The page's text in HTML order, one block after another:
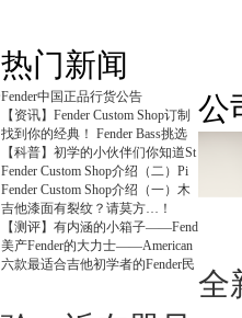
热门新闻
Fender中国正品行货公告
【资讯】Fender Custom Shop订制
找到你的经典！ Fender Bass挑选
【科普】初学的小伙伴们你知道St
Fender Custom Shop介绍（二）Pi
Fender Custom Shop介绍（一）木
吉他漆面有裂纹？请莫方…！
【测评】有内涵的小箱子——Fend
美产Fender的大力士——American
六款最适合吉他初学者的Fender民
公
全